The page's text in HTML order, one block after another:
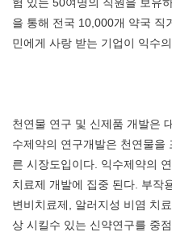
험 있는 50여명의 직원을 보유
을 통해 전국 10,000개 약국 직
민에게 사랑 받는 기업이 익수
천연물 연구 및 신제품 개발은
수제약의 연구개발은 천연물을
른 시장도입이다. 익수제약의
치료제 개발에 집중 된다. 부작
변비치료제, 알러지성 비염 치
상 시킬수 있는 신약연구를 중